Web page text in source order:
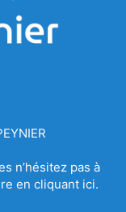
n’hésitez pas à
en cliquant ici.